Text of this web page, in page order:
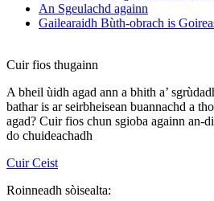
An Sgeulachd againn
Gailearaidh Bùth-obrach is
Cuir fios thugainn
A bheil ùidh agad ann a bhith a’
bathar is ar seirbheisean buannachd a
agad? Cuir fios chun sgioba againn an-
do chuideachadh
Cuir Ceist
Roinneadh sòisealta: